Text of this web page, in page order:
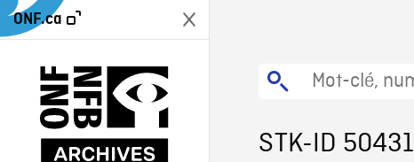
ONF.ca
STK-ID 50431